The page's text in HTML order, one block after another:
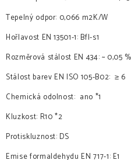
Tepelný odpor: 0,066 m2K/W
Hořlavost EN 13501-1: Bfl-s1
Rozměrová stálost EN 434: ~ 0,05 %
Stálost barev EN ISO 105-B02: ≥ 6
Chemická odolnost: ano *1
Kluzkost: R10 *2
Protiskluznost: DS
Emise formaldehydu EN 717-1: E1